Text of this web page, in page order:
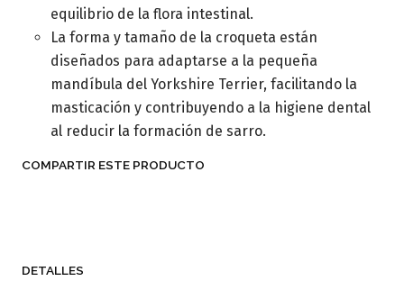
equilibrio de la flora intestinal.
La forma y tamaño de la croqueta están
diseñados para adaptarse a la pequeña
mandíbula del Yorkshire Terrier, facilitando la
masticación y contribuyendo a la higiene dental
al reducir la formación de sarro.
COMPARTIR ESTE PRODUCTO
DETALLES